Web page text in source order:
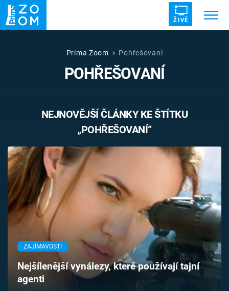
ŽIVĚ
UFO DRUHÁ SVĚTOVÁ VÁLKA
VETŘELCI DÁVNOVĚKU
Témata
Pořady
TV Program
Časopis
Sledujte prima+
Prima Zoom Pohřešovaní
POHŘEŠOVANÍ
NEJNOVĚJŠÍ ČLÁNKY KE ŠTÍTKU
„POHŘEŠOVANÍ“
ZAJÍMAVOSTI
Nejšílenější vynálezy, které používají tajní
agenti